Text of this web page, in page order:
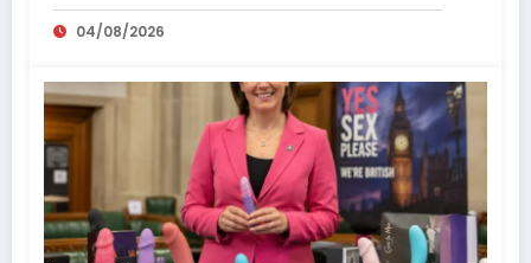
esse consumidor há mais de uma
década
04/08/2026